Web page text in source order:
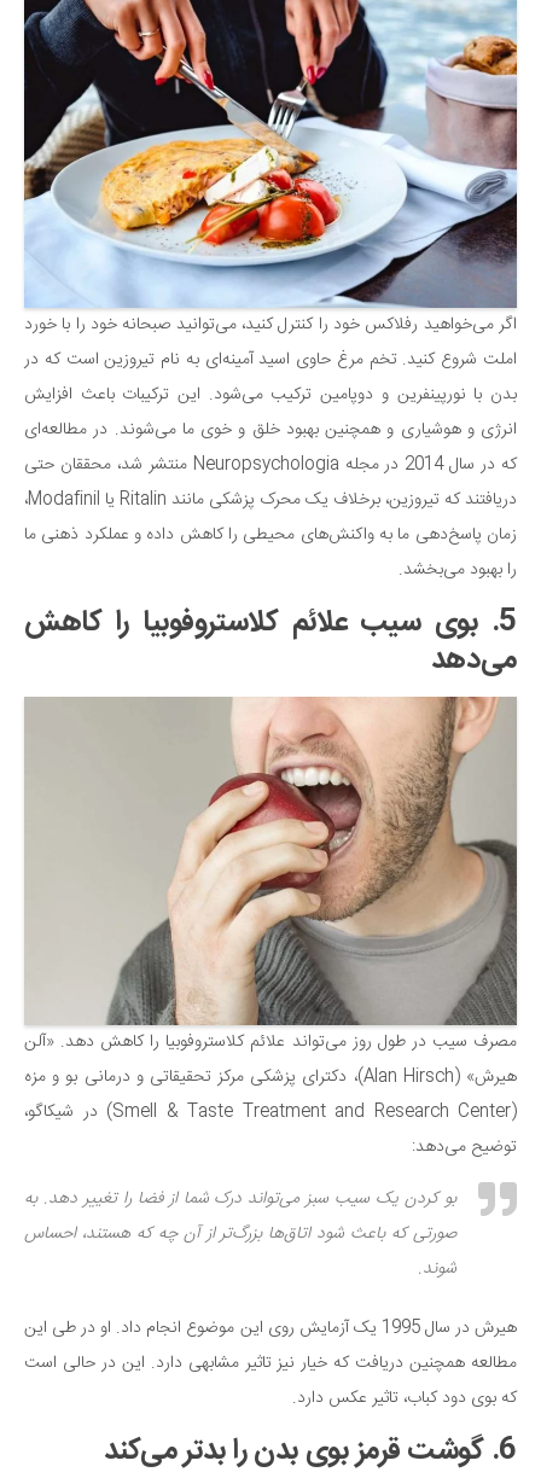
اگر می‌خواهید رفلاکس خود را کنترل کنید، می‌توانید صبحانه خود را با خورد
املت شروع کنید. تخم مرغ حاوی اسید آمینه‌ای به نام تیروزین است که در
بدن با نورپینفرین و دوپامین ترکیب می‌شود. این ترکیبات باعث افزایش
انرژی و هوشیاری و همچنین بهبود خلق و خوی ما می‌شوند. در مطالعه‌ای
که در سال 2014 در مجله Neuropsychologia منتشر شد، محققان حتی
دریافتند که تیروزین، برخلاف یک محرک پزشکی مانند Ritalin یا Modafinil،
زمان پاسخ‌دهی ما به واکنش‌های محیطی را کاهش داده و عملکرد ذهنی ما
را بهبود می‌بخشد.
5. بوی سیب علائم کلاستروفوبیا را کاهش
می‌دهد
مصرف سیب در طول روز می‌تواند علائم کلاستروفوبیا را کاهش دهد. «آلن
هیرش» (Alan Hirsch)، دکترای پزشکی مرکز تحقیقاتی و درمانی بو و مزه
(Smell & Taste Treatment and Research Center) در شیکاگو،
توضیح می‌دهد:
بو کردن یک سیب سبز می‌تواند درک شما از فضا را تغییر دهد. به
صورتی که باعث شود اتاق‌ها بزرگ‌تر از آن چه که هستند، احساس
شوند.
هیرش در سال 1995 یک آزمایش روی این موضوع انجام داد. او در طی این
مطالعه همچنین دریافت که خیار نیز تاثیر مشابهی دارد. این در حالی است
که بوی دود کباب، تاثیر عکس دارد.
6. گوشت قرمز بوی بدن را بدتر می‌کند